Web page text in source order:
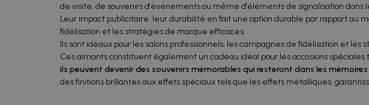
de visite, de souvenirs d'événements ou même d'éléments de signalisation dans
Leur impact publicitaire. leur durabilité en fait une option durable par rapport au
fidélisation et les stratégies de marque efficaces.
Ils sont idéaux pour les salons professionnels, les campagnes de fidélisation et
Ces aimants constituent également un cadeau idéal pour les occasions
ils peuvent devenir des souvenirs mémorables qui resteront dans les
des finitions brillantes aux effets spéciaux tels que les effets métalliques,